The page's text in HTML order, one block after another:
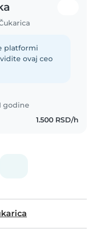
platformi
ovaj ceo
godine
1.500 RSD/h